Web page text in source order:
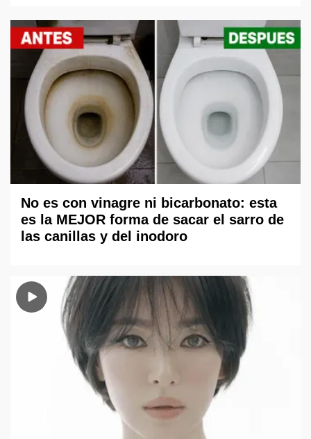
No es con vinagre ni bicarbonato: esta
es la MEJOR forma de sacar el sarro de
las canillas y del inodoro